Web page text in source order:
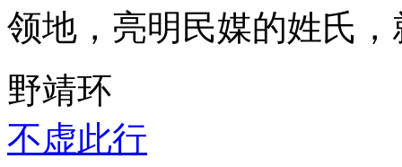
领地，亮明民媒的姓氏
野靖环
不虚此行